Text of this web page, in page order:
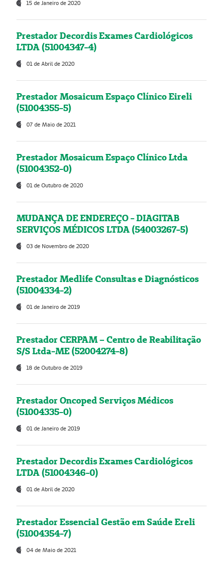
15 de Janeiro de 2020
Prestador Decordis Exames Cardiológicos
LTDA (51004347-4)
01 de Abril de 2020
Prestador Mosaicum Espaço Clínico Eireli
(51004355-5)
07 de Maio de 2021
Prestador Mosaicum Espaço Clínico Ltda
(51004352-0)
01 de Outubro de 2020
MUDANÇA DE ENDEREÇO - DIAGITAB
SERVIÇOS MÉDICOS LTDA (54003267-5)
03 de Novembro de 2020
Prestador Medlife Consultas e Diagnósticos
(51004334-2)
01 de Janeiro de 2019
Prestador CERPAM – Centro de Reabilitação
S/S Ltda-ME (52004274-8)
18 de Outubro de 2019
Prestador Oncoped Serviços Médicos
(51004335-0)
01 de Janeiro de 2019
Prestador Decordis Exames Cardiológicos
LTDA (51004346-0)
01 de Abril de 2020
Prestador Essencial Gestão em Saúde Ereli
(51004354-7)
04 de Maio de 2021